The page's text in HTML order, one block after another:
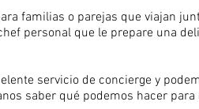
familias o parejas que viajan
personal que le prepare una
servicio de concierge y
saber qué podemos hacer